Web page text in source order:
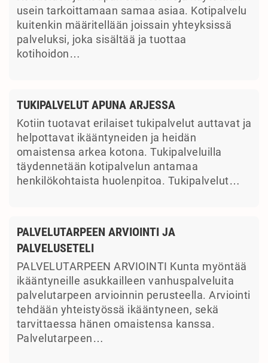
usein tarkoittamaan samaa asiaa. Kotipalvelu
kuitenkin määritellään joissain yhteyksissä
palveluksi, joka sisältää ja tuottaa
kotihoidon…
TUKIPALVELUT APUNA ARJESSA
Kotiin tuotavat erilaiset tukipalvelut auttavat ja
helpottavat ikääntyneiden ja heidän
omaistensa arkea kotona. Tukipalveluilla
täydennetään kotipalvelun antamaa
henkilökohtaista huolenpitoa. Tukipalvelut…
PALVELUTARPEEN ARVIOINTI JA
PALVELUSETELI
PALVELUTARPEEN ARVIOINTI Kunta myöntää
ikääntyneille asukkailleen vanhuspalveluita
palvelutarpeen arvioinnin perusteella. Arviointi
tehdään yhteistyössä ikääntyneen, sekä
tarvittaessa hänen omaistensa kanssa.
Palvelutarpeen…